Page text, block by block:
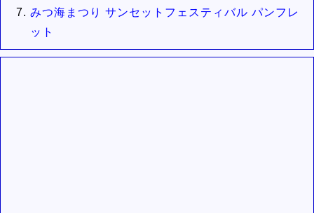
みつ海まつり サンセットフェスティバル パンフレ
ット